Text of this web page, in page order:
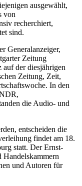
ausgewählt,
von
recherchiert,
sind.
Generalanzeiger,
Zeitung
auf der diesjährigen
Zeitung, Zeit,
In den
die Audio- und
entscheiden die
findet am 18.
statt. Der Ernst-
Handelskammern
und Autoren für